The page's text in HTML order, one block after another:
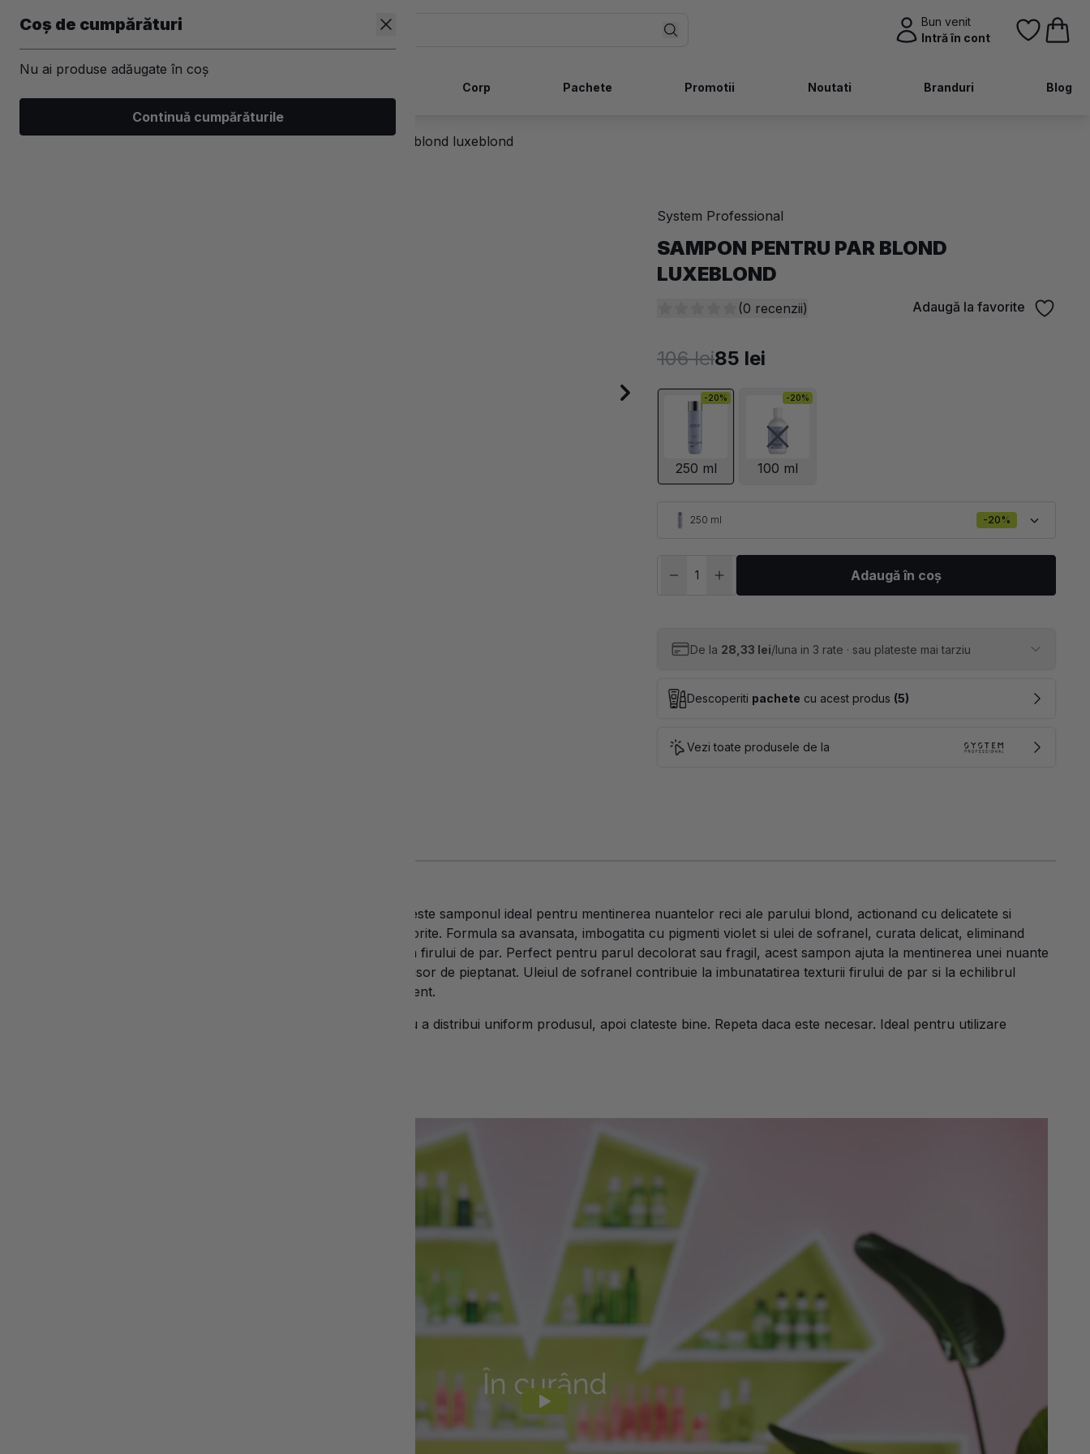
Bun venit
Intră în cont
Corp Pachete Promotii Noutati Branduri Blog
Sampon pentru par blond luxeblond
-20%
System Professional
SAMPON PENTRU PAR BLOND
LUXEBLOND
(0 recenzii) Adaugă la favorite
106 lei85 lei
-20%
250 ml
-20%
100 ml
250 ml -20%
Adaugă în coș
De la 28,33 lei/luna in 3 rate · sau plateste mai tarziu
Descoperiti pachete cu acest produs (5)
Vezi toate produsele de la
este samponul ideal pentru mentinerea nuantelor reci ale parului blond, actionand cu delicatete si
eficienta pentru a neutraliza tonurile galbene si portocalii nedorite. Formula sa avansata, imbogatita cu pigmenti violet si ulei de sofranel, curata delicat, eliminand
impuritatile si urmele de poluare, fara a compromite sanatatea firului de par. Perfect pentru parul decolorat sau fragil, acest sampon ajuta la mentinerea unei nuante
luminoase si curate de blond, lasand parul moale, hidratat si usor de pieptanat. Uleiul de sofranel contribuie la imbunatatirea texturii firului de par si la echilibrul
scalpului, oferind o experienta completa de ingrijire si rafinament.
: Aplica pe parul umed, maseaza usor pentru a distribui uniform produsul, apoi clateste bine. Repeta daca este necesar. Ideal pentru utilizare
Coș de cumpărături
Nu ai produse adăugate în coș
Continuă cumpărăturile